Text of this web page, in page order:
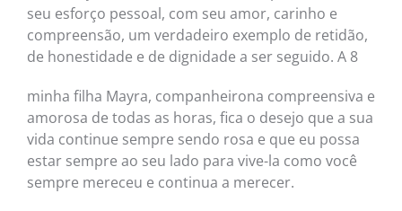
seu esforço pessoal, com seu amor, carinho e
compreensão, um verdadeiro exemplo de retidão,
de honestidade e de dignidade a ser seguido. A 8
minha filha Mayra, companheirona compreensiva e
amorosa de todas as horas, fica o desejo que a sua
vida continue sempre sendo rosa e que eu possa
estar sempre ao seu lado para vive-la como você
sempre mereceu e continua a merecer.